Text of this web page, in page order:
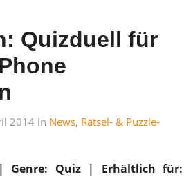
Quizduell für
2014 in News, Rätsel- & Puzzle-
Genre: Quiz | Erhältlich für: